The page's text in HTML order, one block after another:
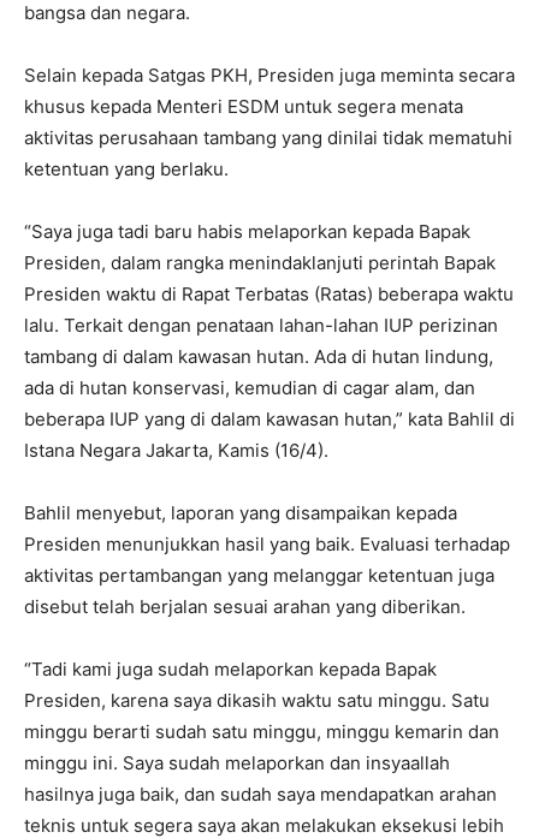
bangsa dan negara.
Selain kepada Satgas PKH, Presiden juga meminta secara
khusus kepada Menteri ESDM untuk segera menata
aktivitas perusahaan tambang yang dinilai tidak mematuhi
ketentuan yang berlaku.
“Saya juga tadi baru habis melaporkan kepada Bapak
Presiden, dalam rangka menindaklanjuti perintah Bapak
Presiden waktu di Rapat Terbatas (Ratas) beberapa waktu
lalu. Terkait dengan penataan lahan-lahan IUP perizinan
tambang di dalam kawasan hutan. Ada di hutan lindung,
ada di hutan konservasi, kemudian di cagar alam, dan
beberapa IUP yang di dalam kawasan hutan,” kata Bahlil di
Istana Negara Jakarta, Kamis (16/4).
Bahlil menyebut, laporan yang disampaikan kepada
Presiden menunjukkan hasil yang baik. Evaluasi terhadap
aktivitas pertambangan yang melanggar ketentuan juga
disebut telah berjalan sesuai arahan yang diberikan.
“Tadi kami juga sudah melaporkan kepada Bapak
Presiden, karena saya dikasih waktu satu minggu. Satu
minggu berarti sudah satu minggu, minggu kemarin dan
minggu ini. Saya sudah melaporkan dan insyaallah
hasilnya juga baik, dan sudah saya mendapatkan arahan
teknis untuk segera saya akan melakukan eksekusi lebih